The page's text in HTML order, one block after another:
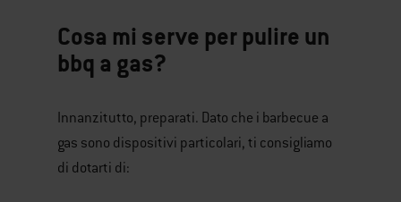
Cosa mi serve per pulire un
bbq a gas?
Innanzitutto, preparati. Dato che i barbecue a
gas sono dispositivi particolari, ti consigliamo
di dotarti di: